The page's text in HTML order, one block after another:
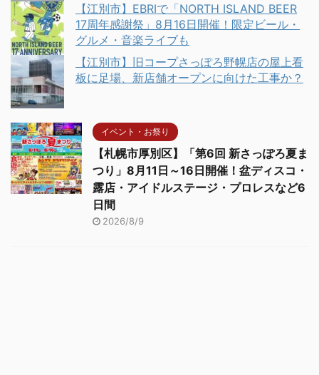
【江別市】EBRIで「NORTH ISLAND BEER
17周年感謝祭」8月16日開催！限定ビール・
グルメ・音楽ライブも
【江別市】旧コープさっぽろ野幌店の屋上看
板に足場、新店舗オープンに向けた工事か？
イベント・お祭り
【札幌市厚別区】「第6回 新さっぽろ夏ま
つり」8月11日～16日開催！盆ディスコ・
露店・アイドルステージ・プロレスなど6
日間
2026/8/9